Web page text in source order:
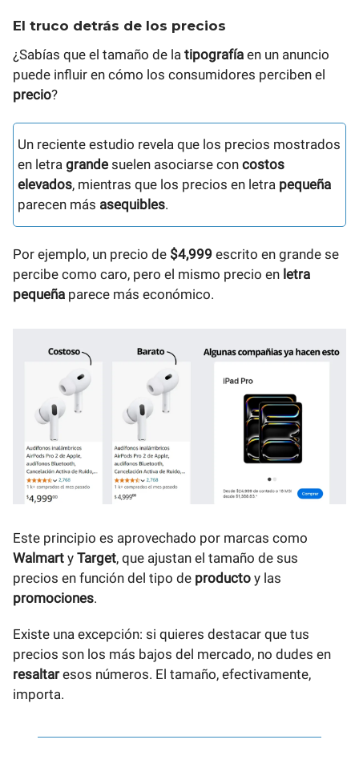
El truco detrás de los precios
¿Sabías que el tamaño de la tipografía en un anuncio
puede influir en cómo los consumidores perciben el
precio?
Un reciente estudio revela que los precios mostrados
en letra grande suelen asociarse con costos
elevados, mientras que los precios en letra pequeña
parecen más asequibles.
Por ejemplo, un precio de $4,999 escrito en grande se
percibe como caro, pero el mismo precio en letra
pequeña parece más económico.
Este principio es aprovechado por marcas como
Walmart y Target, que ajustan el tamaño de sus
precios en función del tipo de producto y las
promociones.
Existe una excepción: si quieres destacar que tus
precios son los más bajos del mercado, no dudes en
resaltaresos números. El tamaño, efectivamente,
importa.